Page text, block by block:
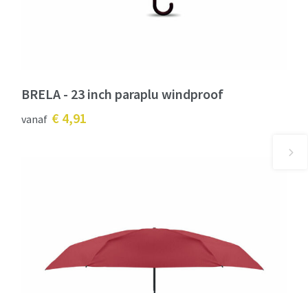
BRELA - 23 inch paraplu windproof
vanaf € 4,91